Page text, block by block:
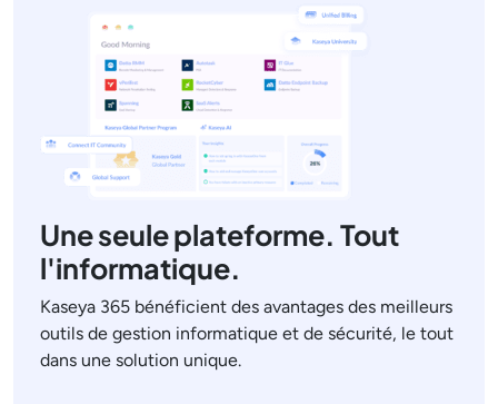
Une seule plateforme. Tout
l'informatique.
Kaseya 365 bénéficient des avantages des meilleurs
outils de gestion informatique et de sécurité, le tout
dans une solution unique.